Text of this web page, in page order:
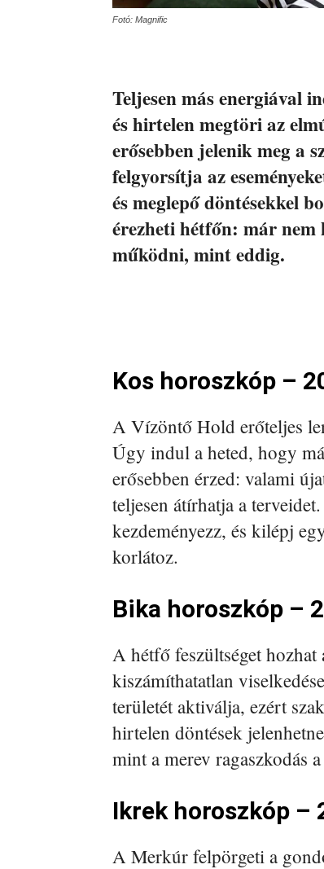
Fotó: Magnific
Teljesen más energiával
és hirtelen megtöri az
erősebben jelenik meg a
felgyorsítja az
és meglepő döntésekkel
érezheti hétfőn: már nem
működni, mint eddig.
Kos horoszkóp –
A Vízöntő Hold erőteljes
Úgy indul a heted, hogy
erősebben érzed: valami
teljesen átírhatja a
kezdeményezz, és kilépj
korlátoz.
Bika horoszkóp –
A hétfő feszültséget hozhat
kiszámíthatatlan
területét aktiválja, ezért
hirtelen döntések
mint a merev ragaszkodás
Ikrek horoszkóp –
A Merkúr felpörgeti a